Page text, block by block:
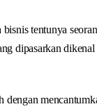
bisnis tentunya
dipasarkan
dengan